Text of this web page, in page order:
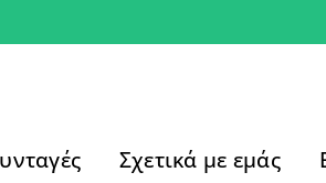
Σχετικά με εμάς